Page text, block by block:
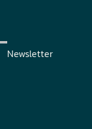
Newsletter